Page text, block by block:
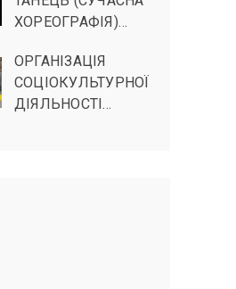
ХОРЕОГРАФІЯ)…
ОРГАНІЗАЦІЯ
СОЦІОКУЛЬТУРНОЇ
ДІЯЛЬНОСТІ…